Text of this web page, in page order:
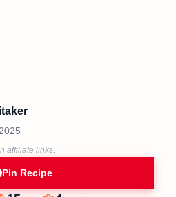
affiliate links.
Pin Recipe